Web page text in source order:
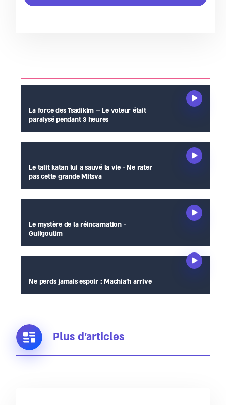
La force des Tsadikim – Le voleur était
paralysé pendant 3 heures
Le talit katan lui a sauvé la vie - Ne rater
pas cette grande Mitsva
Le mystère de la réincarnation -
Guilgoulim
Ne perds jamais espoir : Machia’h arrive
Plus d'articles